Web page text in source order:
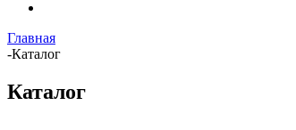
Главная
-Каталог
Каталог